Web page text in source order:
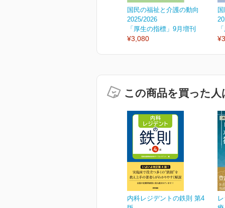
国民の福祉と介護の動向
2025/2026
「厚生の指標」9月増刊
¥3,080
この商品を買った
内科レジデントの鉄則 第4